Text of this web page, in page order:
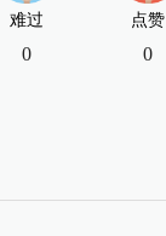
难过
0
点赞
0